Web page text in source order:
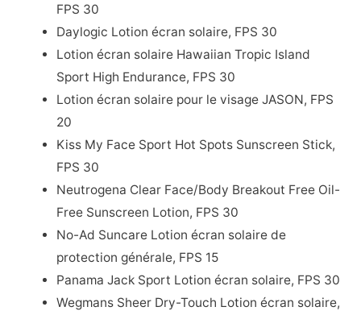
FPS 30
Daylogic Lotion écran solaire, FPS 30
Lotion écran solaire Hawaiian Tropic Island
Sport High Endurance, FPS 30
Lotion écran solaire pour le visage JASON, FPS
20
Kiss My Face Sport Hot Spots Sunscreen Stick,
FPS 30
Neutrogena Clear Face/Body Breakout Free Oil-
Free Sunscreen Lotion, FPS 30
No-Ad Suncare Lotion écran solaire de
protection générale, FPS 15
Panama Jack Sport Lotion écran solaire, FPS 30
Wegmans Sheer Dry-Touch Lotion écran solaire,